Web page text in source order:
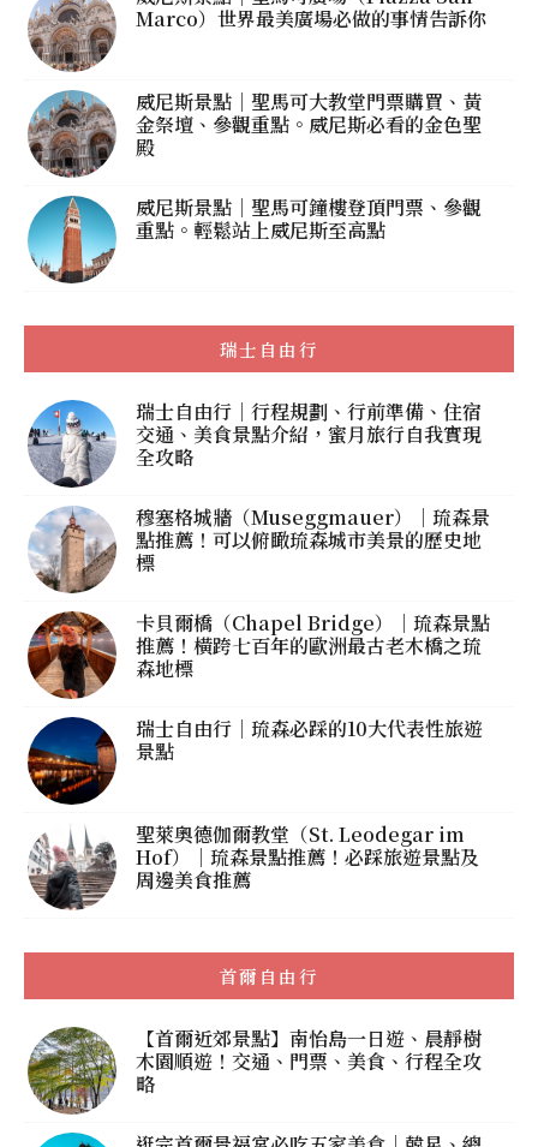
Marco）世界最美廣場必做的事情告訴你
威尼斯景點｜聖馬可大教堂門票購買、黃
金祭壇、參觀重點。威尼斯必看的金色聖
殿
威尼斯景點｜聖馬可鐘樓登頂門票、參觀
重點。輕鬆站上威尼斯至高點
瑞士自由行
瑞士自由行｜行程規劃、行前準備、住宿
交通、美食景點介紹，蜜月旅行自我實現
全攻略
穆塞格城牆（Museggmauer）｜琉森景
點推薦！可以俯瞰琉森城市美景的歷史地
標
卡貝爾橋（Chapel Bridge）｜琉森景點
推薦！橫跨七百年的歐洲最古老木橋之琉
森地標
瑞士自由行｜琉森必踩的10大代表性旅遊
景點
聖萊奧德伽爾教堂（St. Leodegar im
Hof）｜琉森景點推薦！必踩旅遊景點及
周邊美食推薦
首爾自由行
【首爾近郊景點】南怡島一日遊、晨靜樹
木園順遊！交通、門票、美食、行程全攻
略